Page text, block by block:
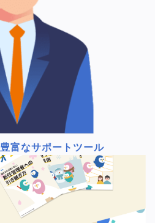
豊富なサポートツール